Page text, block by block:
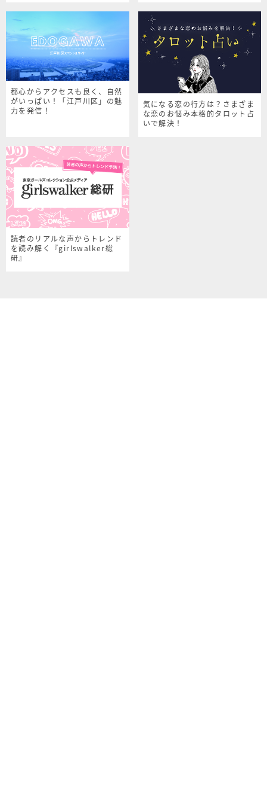
都心からアクセスも良く、自然
がいっぱい！「江戸川区」の魅
力を発信！
気になる恋の行方は？さまざま
な恋のお悩み本格的タロット占
いで解決！
読者のリアルな声からトレンド
を読み解く『girlswalker総
研』